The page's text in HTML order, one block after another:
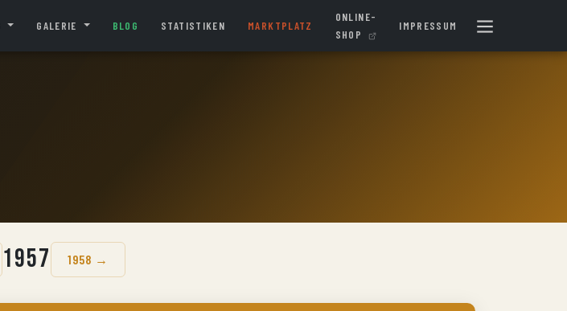
GALERIE BLOG STATISTIKEN MARKTPLATZ
ONLINE-
SHOP
IMPRESSUM
1957 1958 →